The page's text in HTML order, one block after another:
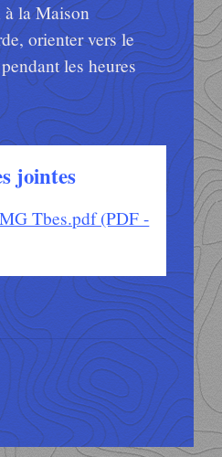
à la Maison
orienter vers le
les heures
jointes
Tbes.pdf (PDF -